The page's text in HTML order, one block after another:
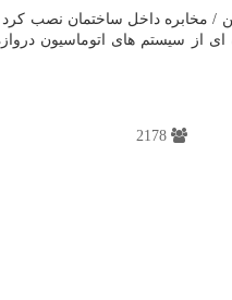
مخابره داخل ساختمان نصب کرد
سیستم های اتوماسیون